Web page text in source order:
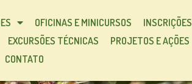
OFICINAS E MINICURSOS
INSCRIÇÕES
EXCURSÕES TÉCNICAS
PROJETOS E AÇÕES
CONTATO